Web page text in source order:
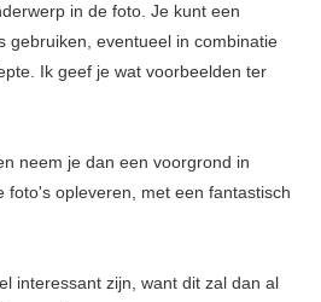
in de foto. Je kunt een
gebruiken, eventueel in combinatie
Ik geef je wat voorbeelden ter
neem je dan een voorgrond in
foto's opleveren, met een fantastisch
interessant zijn, want dit zal dan al